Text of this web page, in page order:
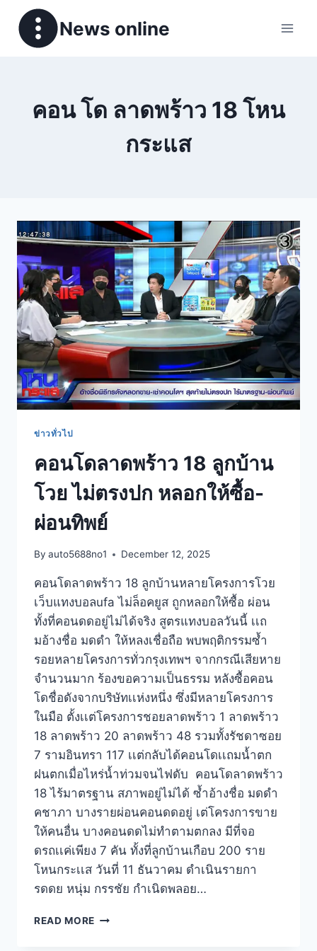
News online
คอน โด ลาดพร้าว 18 โหน
กระแส
ข่าวทั่วไป
คอนโดลาดพร้าว 18 ลูกบ้าน
โวย ไม่ตรงปก หลอกให้ซื้อ-
ผ่อนทิพย์
By auto5688no1 December 12, 2025
คอนโดลาดพร้าว 18 ลูกบ้านหลายโครงการโวย
เว็บแทงบอลufa ไม่ล็อคยูส ถูกหลอกให้ซื้อ ผ่อน
ทั้งที่คอนดดอยู่ไม่ได้จริง สูตรแทงบอลวันนี้ เเถ
มอ้างชื่อ มดดำ ให้หลงเชื่อถือ พบพฤติกรรมซ้ำ
รอยหลายโครงการทั่วกรุงเทพฯ จากกรณีเสียหาย
จำนวนมาก ร้องขอความเป็นธรรม หลังซื้อคอน
โดชื่อดังจากบริษัทเเห่งหนึ่ง ซึ่งมีหลายโครงการ
ในมือ ตั้งเเต่โครงการชอยลาดพร้าว 1 ลาดพร้าว
18 ลาดพร้าว 20 ลาดพร้าว 48 รวมทั้งรัชดาซอย
7 รามอินทรา 117 เเต่กลับได้คอนโดเเถมน้ำตก
ฝนตกเมื่อไหร่น้ำท่วมจนไฟดับ คอนโดลาดพร้าว
18 ไร้มาตรฐาน สภาพอยู่ไม่ได้ ซ้ำอ้างชื่อ มดดำ
คชาภา บางรายผ่อนคอนดดอยู่ เต่โครงการขาย
ให้คนอื่น บางคอนดดไม่ทำตามตกลง มีที่จอ
ดรถเเค่เพียง 7 คัน ทั้งที่ลูกบ้านเกือบ 200 ราย
โหนกระเเส วันที่ 11 ธันวาคม ดำเนินรายกา
รดดย หนุ่ม กรรชัย กำเนิดพลอย…
READ MORE